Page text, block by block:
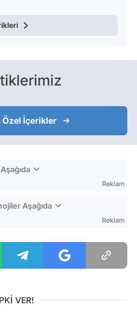
Özel İçerikler
Reklam
Aşağıda
Reklam
VER!